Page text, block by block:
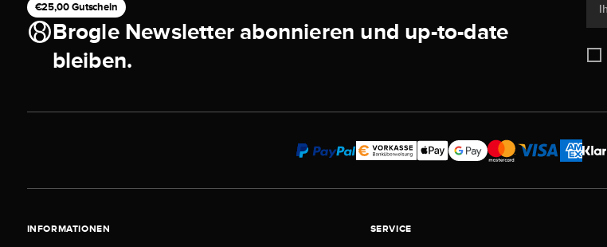
€25,00 Gutschein
Brogle Newsletter abonnieren und up-to-date
bleiben.
INFORMATIONEN SERVICE